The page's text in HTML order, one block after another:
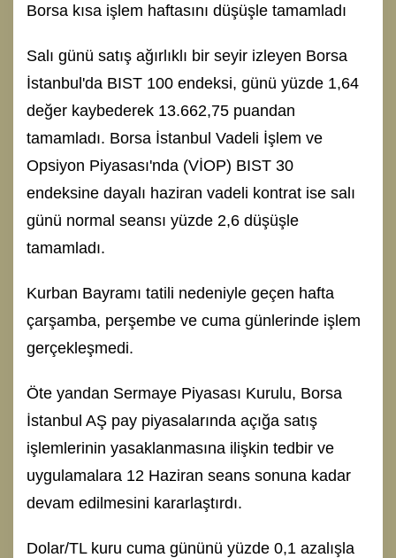
Borsa kısa işlem haftasını düşüşle tamamladı
Salı günü satış ağırlıklı bir seyir izleyen Borsa
İstanbul'da BIST 100 endeksi, günü yüzde 1,64
değer kaybederek 13.662,75 puandan
tamamladı. Borsa İstanbul Vadeli İşlem ve
Opsiyon Piyasası'nda (VİOP) BIST 30
endeksine dayalı haziran vadeli kontrat ise salı
günü normal seansı yüzde 2,6 düşüşle
tamamladı.
Kurban Bayramı tatili nedeniyle geçen hafta
çarşamba, perşembe ve cuma günlerinde işlem
gerçekleşmedi.
Öte yandan Sermaye Piyasası Kurulu, Borsa
İstanbul AŞ pay piyasalarında açığa satış
işlemlerinin yasaklanmasına ilişkin tedbir ve
uygulamalara 12 Haziran seans sonuna kadar
devam edilmesini kararlaştırdı.
Dolar/TL kuru cuma gününü yüzde 0,1 azalışla